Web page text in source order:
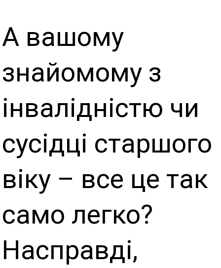
А вашому
знайомому з
інвалідністю чи
сусідці старшого
віку – все це так
само легко?
Насправді,